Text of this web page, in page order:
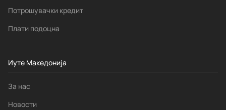
Потрошувачки кредит
Плати подоцна
Иуте Македонија
За нас
Новости